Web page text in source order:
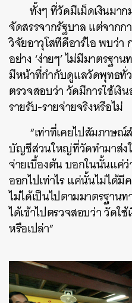
ทั้งๆ ที่วัดมีเม็ดเงินมา
จัดสรรจากรัฐบาล แต่จาก
วิจัยอาวุโสทีดีอาร์ไอ พบว่
อย่าง ‘ง่ายๆ’ ไม่มีมาตรฐ
มีหน้าที่กำกับดูแลวัดพุทธทั่ว
ตรวจสอบว่า วัดมีการใช้เงิ
รายรับ-รายจ่ายจริงหรือไม่
“เท่าที่เคยไปสัมภาษณ์
บัญชีส่วนใหญ่ที่วัดทำมาส่ง
จ่ายเบื้องต้น บอกในนั้นแค่ว่
ออกไปเท่าไร แค่นั้นไม่ได้มี
ไม่ได้เป็นไปตามมาตรฐาน
ได้เข้าไปตรวจสอบว่า วัดใ
หรือเปล่า”